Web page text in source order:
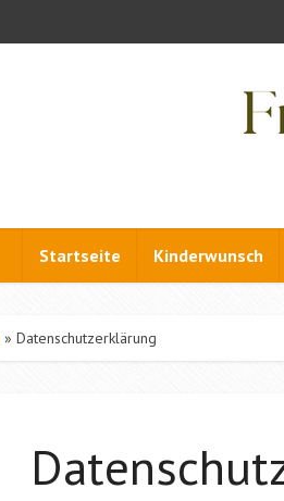
Startseite Kinderwunsch
» Datenschutzerklärung